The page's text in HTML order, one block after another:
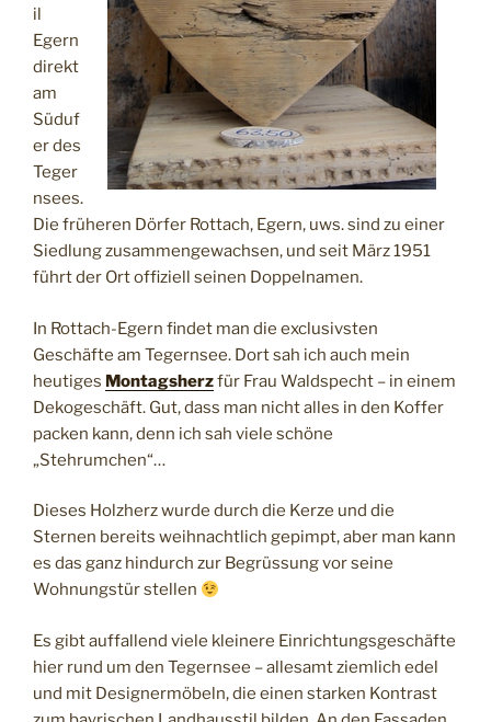
il
Egern
direkt
am
Süduf
er des
Teger
nsees.
Die früheren Dörfer Rottach, Egern, uws. sind zu einer
Siedlung zusammengewachsen, und seit März 1951
führt der Ort offiziell seinen Doppelnamen.
In Rottach-Egern findet man die exclusivsten
Geschäfte am Tegernsee. Dort sah ich auch mein
heutiges Montagsherzfür Frau Waldspecht – in einem
Dekogeschäft. Gut, dass man nicht alles in den Koffer
packen kann, denn ich sah viele schöne
„Stehrumchen“…
Dieses Holzherz wurde durch die Kerze und die
Sternen bereits weihnachtlich gepimpt, aber man kann
es das ganz hindurch zur Begrüssung vor seine
Wohnungstür stellen
Es gibt auffallend viele kleinere Einrichtungsgeschäfte
hier rund um den Tegernsee – allesamt ziemlich edel
und mit Designermöbeln, die einen starken Kontrast